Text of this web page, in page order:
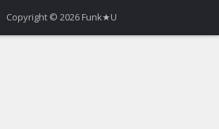
Copyright © 2026 Funk★U